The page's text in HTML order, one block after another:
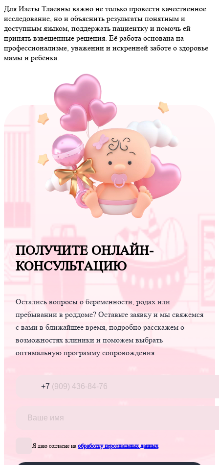
Для Изеты Тлаевны важно не только провести качественное
исследование, но и объяснить результаты понятным и
доступным языком, поддержать пациентку и помочь ей
принять взвешенные решения. Её работа основана на
профессионализме, уважении и искренней заботе о здоровье
мамы и ребёнка.
ПОЛУЧИТЕ ОНЛАЙН-
КОНСУЛЬТАЦИЮ
Остались вопросы о беременности, родах или
пребывании в роддоме? Оставьте заявку и мы свяжемся
с вами в ближайшее время, подробно расскажем о
возможностях клиники и поможем выбрать
оптимальную программу сопровождения
Я даю согласие на обработку персональных данных